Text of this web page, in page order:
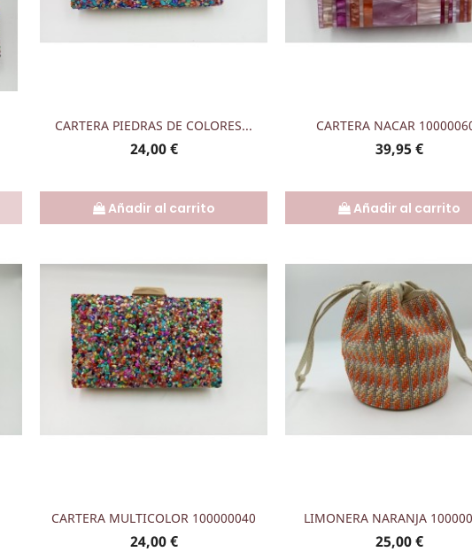
CARTERA PIEDRAS DE COLORES...
Precio
24,00 €
Añadir al carrito
 CARTERA NACAR
Precio
39,95 €
Añadir al carrito

CARTERA MULTICOLOR 100000040
Precio
24,00 €
 LIMONERA NARANJA
Precio
25,00 €
